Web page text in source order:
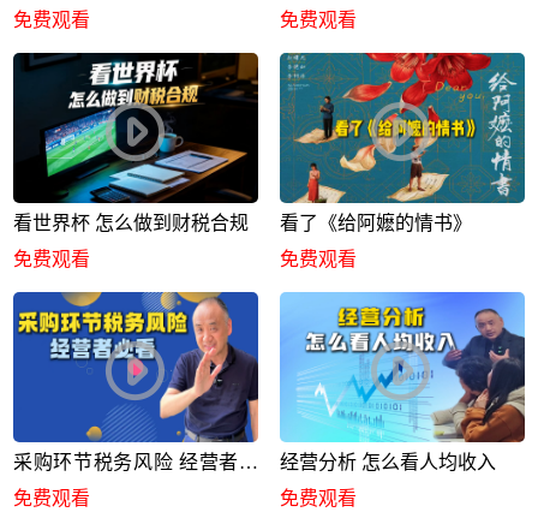
险？
免费观看
免费观看
看世界杯 怎么做到财税合规
免费观看
看了《给阿嬷的情书》
免费观看
采购环节税务风险 经营者必
看
免费观看
经营分析 怎么看人均收入
免费观看